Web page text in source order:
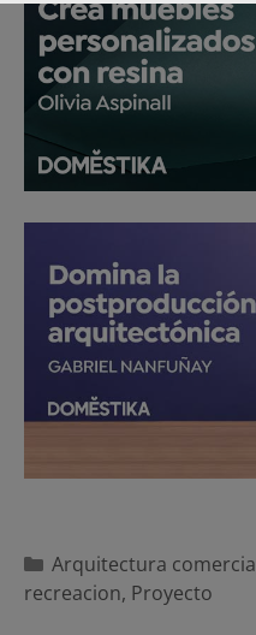
Categorías
Arquitectura
recreacion, Proyecto